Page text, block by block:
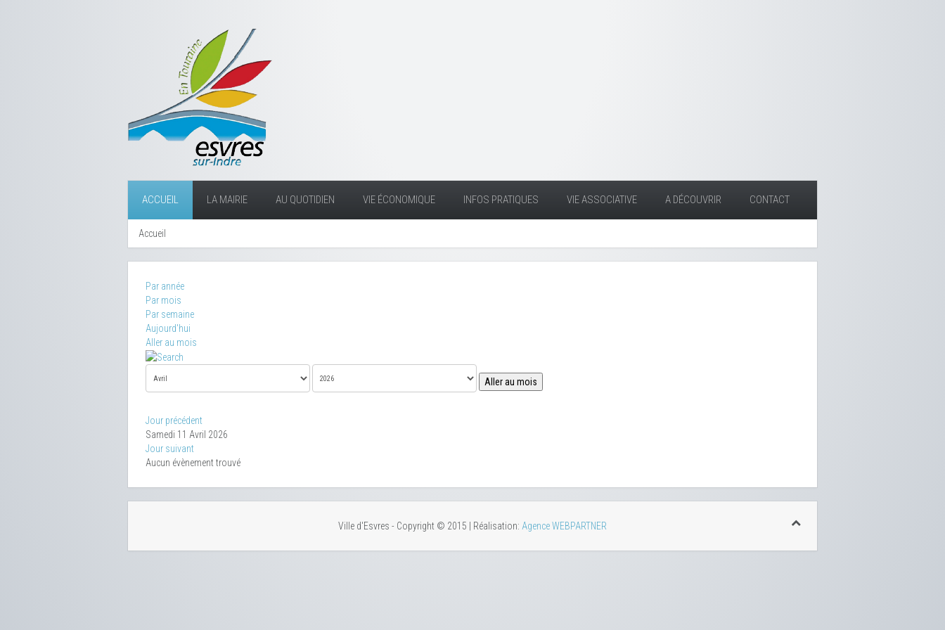
ACCUEIL LA MAIRIE AU QUOTIDIEN VIE ÉCONOMIQUE INFOS PRATIQUES VIE ASSOCIATIVE A DÉCOUVRIR CONTACT
Accueil
Par année
Par mois
Par semaine
Aujourd'hui
Aller au mois
Aller au mois
Jour précédent
Samedi 11 Avril 2026
Jour suivant
Aucun évènement trouvé
Ville d'Esvres - Copyright © 2015 | Réalisation: Agence WEBPARTNER